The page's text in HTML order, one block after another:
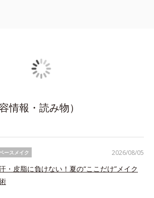
情報・読み物）
ースメイク
・皮脂に負けない！夏の“ここだけ”メイク
2026/08/05